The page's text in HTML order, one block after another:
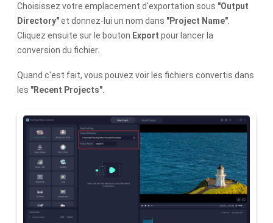
Choisissez votre emplacement d'exportation sous "Output
Directory"et donnez-lui un nom dans "Project Name"
Cliquez ensuite sur le bouton Export pour lancer la
conversion du fichier.
Quand c'est fait, vous pouvez voir les fichiers convertis dans
les "Recent Projects"